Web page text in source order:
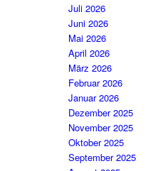
Juli 2026
Juni 2026
Mai 2026
April 2026
März 2026
Februar 2026
Januar 2026
Dezember 2025
November 2025
Oktober 2025
September 2025